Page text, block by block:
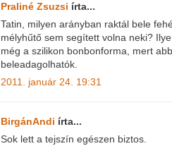
Praliné Zsuzsi írta...
Tatin, milyen arányban raktál bele
mélyhűtő sem segített volna neki?
még a szilikon bonbonforma, mert
beleadagolhatók.
2011. január 24. 19:31
BirgánAndi írta...
Sok lett a tejszín egészen biztos.